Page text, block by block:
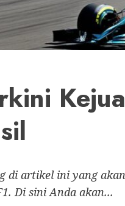
di artikel ini yang
Di sini Anda akan...